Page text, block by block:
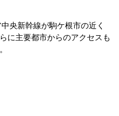
央新幹線が駒ケ根市の近く
に主要都市からのアクセスも